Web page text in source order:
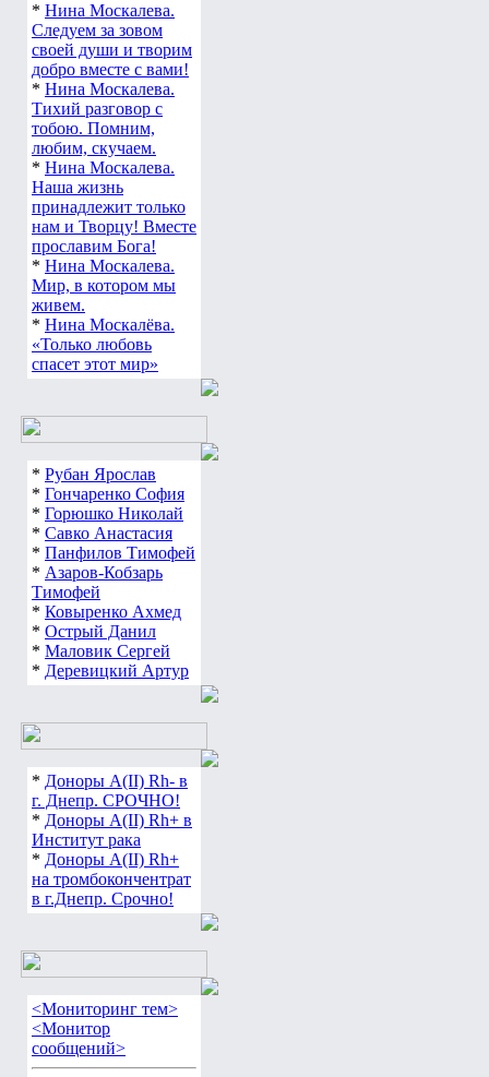
* Нина Москалева.
Следуем за зовом
своей души и творим
добро вместе с вами!
* Нина Москалева.
Тихий разговор с
тобою. Помним,
любим, скучаем.
* Нина Москалева.
Наша жизнь
принадлежит только
нам и Творцу! Вместе
прославим Бога!
* Нина Москалева.
Мир, в котором мы
живем.
* Нина Москалёва.
«Только любовь
спасет этот мир»
* Рубан Ярослав
* Гончаренко София
* Горюшко Николай
* Савко Анастасия
* Панфилов Тимофей
* Азаров-Кобзарь
Тимофей
* Ковыренко Ахмед
* Острый Данил
* Маловик Сергей
* Деревицкий Артур
* Доноры А(ІІ) Rh- в
г. Днепр. СРОЧНО!
* Доноры А(ІІ) Rh+ в
Институт рака
* Доноры А(ІІ) Rh+
на тромбокончентрат
в г.Днепр. Срочно!
<Мониторинг тем>
<Монитор
сообщений>